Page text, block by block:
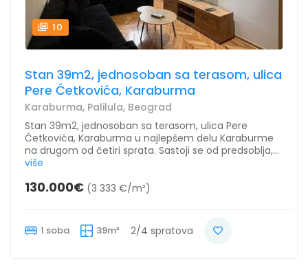
10
Stan 39m2, jednosoban sa terasom, ulica
Pere Ćetkovića, Karaburma
Karaburma, Palilula, Beograd
Stan 39m2, jednosoban sa terasom, ulica Pere
Ćetkovića, Karaburma u najlepšem delu Karaburme
na drugom od četiri sprata. Sastoji se od predsoblja,...
više
130.000€ (3 333 €/m²)
1 soba 39m² 2/4 spratova